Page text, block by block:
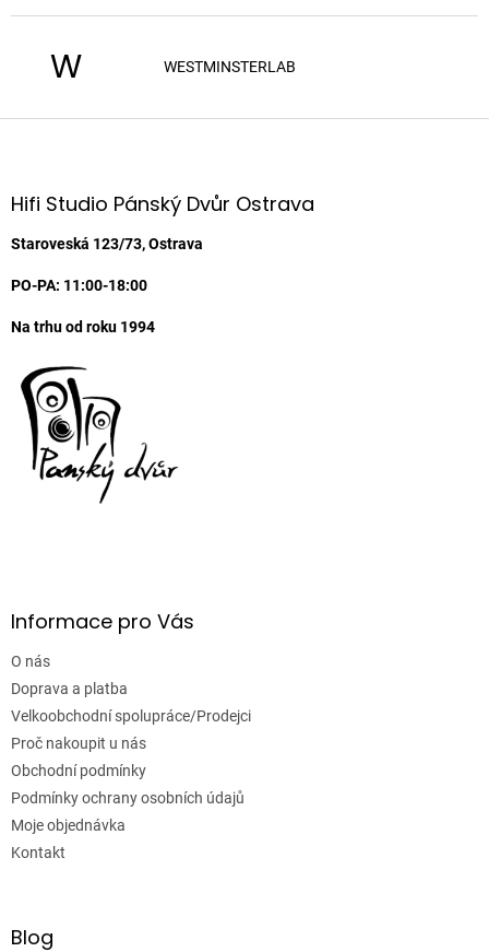
W WESTMINSTERLAB
Z
aHifi Studio Pánský Dvůr Ostrava
Staroveská 123/73, Ostrava
PO-PA: 11:00-18:00
Na trhu od roku 1994
Informace pro Vás
O nás
Doprava a platba
Velkoobchodní spolupráce/Prodejci
Proč nakoupit u nás
Obchodní podmínky
Podmínky ochrany osobních údajů
Moje objednávka
Kontakt
Blog